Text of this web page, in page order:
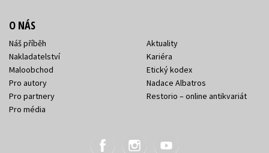
O NÁS
Náš příběh
Nakladatelství
Maloobchod
Pro autory
Pro partnery
Pro média
Aktuality
Kariéra
Etický kodex
Nadace Albatros
Restorio – online antikvariát